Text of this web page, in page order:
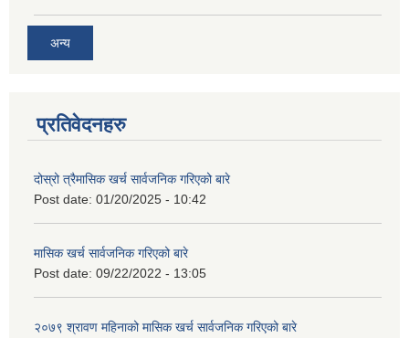
अन्य
प्रतिवेदनहरु
दोस्रो त्रैमासिक खर्च सार्वजनिक गरिएको बारे
Post date: 01/20/2025 - 10:42
मासिक खर्च सार्वजनिक गरिएको बारे
Post date: 09/22/2022 - 13:05
२०७९ श्रावण महिनाको मासिक खर्च सार्वजनिक गरिएको बारे